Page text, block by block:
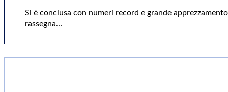
Si è conclusa con numeri record e grande
rassegna…